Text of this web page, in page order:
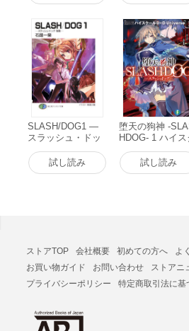
SLASH/DOG1 ―
スラッシュ・ドッ
グ 胎動― 電子書
籍版
試し読み
堕天の狗神 -
HDOG- 1 ハイス
ールD×D Universe
電子書籍版
試し読み
ストアTOP 会社概要 初めての方へ
よ
お買い物ガイド
お問い合わせ
ストアニ
プライバシーポリシー
特定商取引法に基